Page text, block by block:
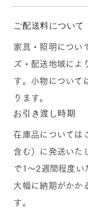
ご配送料について
家具・照明につい
ズ・配送地域によ
す。小物について
ります。
お引き渡し時期
在庫品については
含む）に発送いた
で1～2週間程度い
大幅に納期がかか
す。